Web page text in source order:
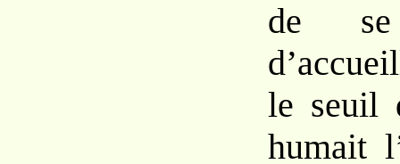
de
le
humait